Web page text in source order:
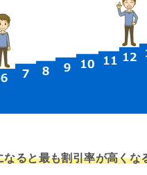
ると最も割引率が高く